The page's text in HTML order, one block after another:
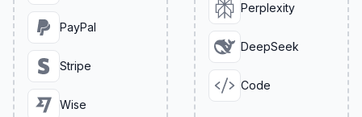
PayPal
Stripe
Wise
Perplexity
DeepSeek
Code